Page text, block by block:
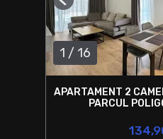
1 / 16
Previous
APARTAMENT 2
PARCUL